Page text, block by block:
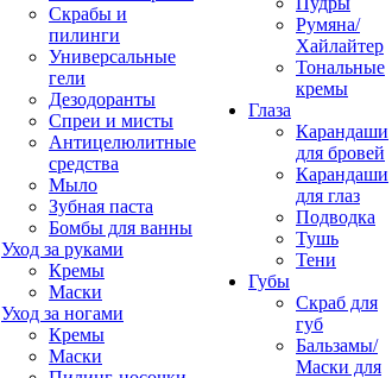
Скрабы и
пилинги
Универсальные
гели
Дезодоранты
Спреи и мисты
Антицелюлитные
средства
Мыло
Зубная паста
Бомбы для ванны
Уход за руками
Кремы
Маски
Уход за ногами
Кремы
Маски
Румяна/
Хайлайтер
Тональные
кремы
Глаза
Карандаши
для бровей
Карандаши
для глаз
Подводка
Тушь
Тени
Губы
Скраб для
губ
Бальзамы/
Маски для